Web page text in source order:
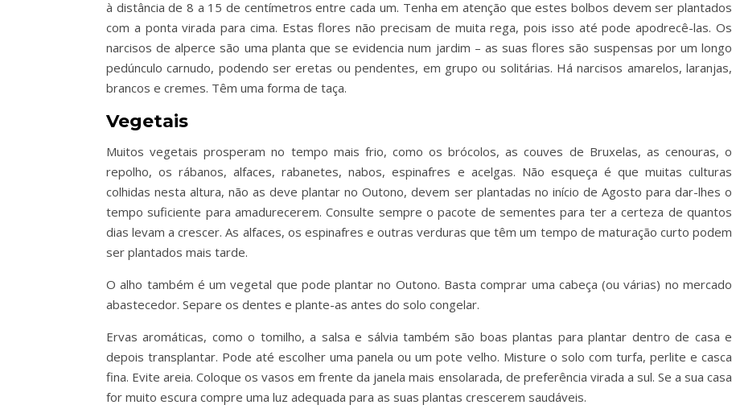
à distância de 8 a 15 de centímetros entre cada um. Tenha em atenção que estes bolbos devem ser plantados
com a ponta virada para cima. Estas flores não precisam de muita rega, pois isso até pode apodrecê-las. Os
narcisos de alperce são uma planta que se evidencia num jardim – as suas flores são suspensas por um longo
pedúnculo carnudo, podendo ser eretas ou pendentes, em grupo ou solitárias. Há narcisos amarelos, laranjas,
brancos e cremes. Têm uma forma de taça.
Vegetais
Muitos vegetais prosperam no tempo mais frio, como os brócolos, as couves de Bruxelas, as cenouras, o
repolho, os rábanos, alfaces, rabanetes, nabos, espinafres e acelgas. Não esqueça é que muitas culturas
colhidas nesta altura, não as deve plantar no Outono, devem ser plantadas no início de Agosto para dar-lhes o
tempo suficiente para amadurecerem. Consulte sempre o pacote de sementes para ter a certeza de quantos
dias levam a crescer. As alfaces, os espinafres e outras verduras que têm um tempo de maturação curto podem
ser plantados mais tarde.
O alho também é um vegetal que pode plantar no Outono. Basta comprar uma cabeça (ou várias) no mercado
abastecedor. Separe os dentes e plante-as antes do solo congelar.
Ervas aromáticas, como o tomilho, a salsa e sálvia também são boas plantas para plantar dentro de casa e
depois transplantar. Pode até escolher uma panela ou um pote velho. Misture o solo com turfa, perlite e casca
fina. Evite areia. Coloque os vasos em frente da janela mais ensolarada, de preferência virada a sul. Se a sua casa
for muito escura compre uma luz adequada para as suas plantas crescerem saudáveis.